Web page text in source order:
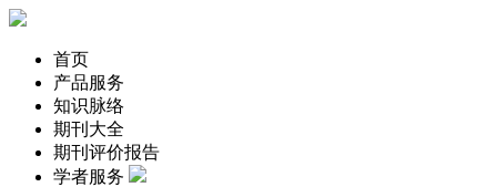
首页
产品服务
知识脉络
期刊大全
期刊评价报告
学者服务